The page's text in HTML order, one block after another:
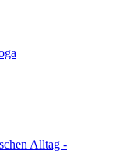
Alltag -